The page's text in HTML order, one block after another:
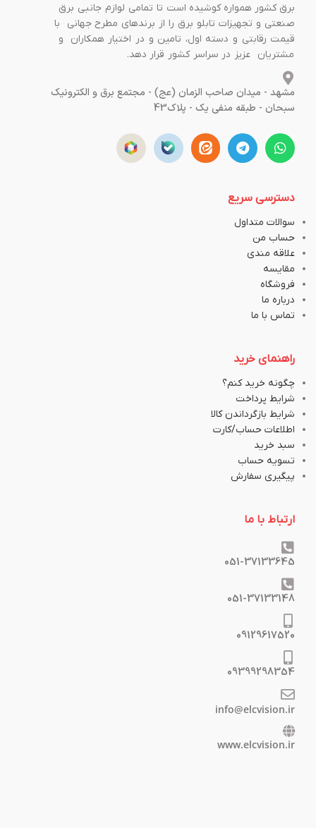
برق کشور همواره کوشیده است تا تمامی لوازم جانبی برق
صنعتی و تجهیزات تابلو برق را از برندهای مطرح جهانی با
قیمت رقابتی و دسته اول، تامین و در اختیار همکاران و
مشتریان عزیز در سراسر کشور قرار دهد.
مشهد - میدان صاحب الزمان (عج) - مجتمع برق و الکترونیک
سبحان - طبقه منفی یک - پلاک43
دسترسی سریع
سوالات متداول
حساب من
علاقه مندی
مقایسه
فروشگاه
درباره ما
تماس با ما
راهنمای خرید
چگونه خرید کنم؟
شرایط پرداخت
شرایط بازگرداندن کالا
اطلاعات حساب/کارت
سبد خرید
تسویه حساب
پیگیری سفارش
ارتباط با ما
051-37133645
051-37133148
09129617520
09399298354
info@elcvision.ir
www.elcvision.ir